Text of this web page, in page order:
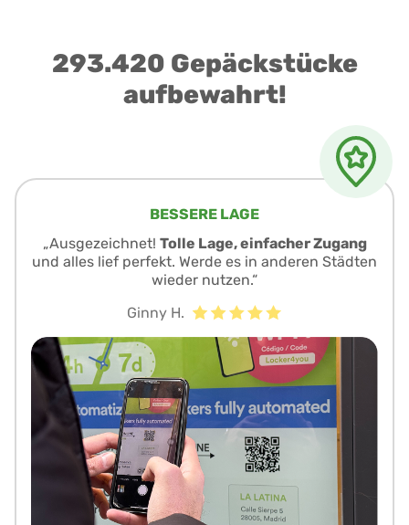
293.420 Gepäckstücke
aufbewahrt!
BESSERE LAGE
„Ausgezeichnet! Tolle Lage, einfacher Zugang
und alles lief perfekt. Werde es in anderen Städten
wieder nutzen.“
Ginny H.